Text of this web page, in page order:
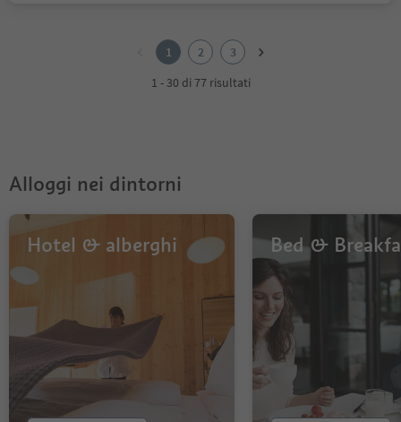
1 2
3
1 - 30 di 77 risultati
Alloggi nei dintorni
Hotel & alberghi Bed &